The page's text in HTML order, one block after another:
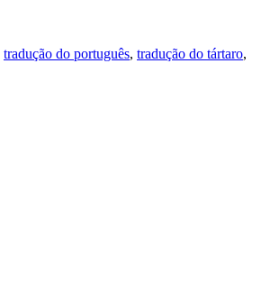
tradução do português, tradução do tártaro,